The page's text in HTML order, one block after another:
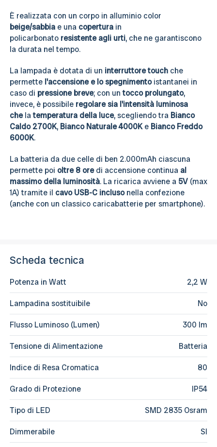
Scheda tecnica
Potenza in Watt 2,2 W
Lampadina sostituibile No
Flusso Luminoso (Lumen) 300 lm
Tensione di Alimentazione Batteria
Indice di Resa Cromatica 80
Grado di Protezione IP54
Tipo di LED SMD 2835 Osram
Dimmerabile SI
È realizzata con un corpo in alluminio color
beige/sabbia e una copertura in
policarbonato resistente agli urti, che ne garantiscono
la durata nel tempo.
La lampada è dotata di un interruttore touch che
permette l'accensione e lo spegnimentoistantanei in
caso di pressione breve; con untocco prolungato,
invece, è possibile regolare sia l'intensità luminosa
chelatemperatura della luce, scegliendo tra Bianco
Caldo 2700K, Bianco Naturale 4000Ke Bianco Freddo
6000K.
La batteria da due celle di ben 2.000mAh ciascuna
permette poi oltre 8 oredi accensione continua al
massimo della luminosità. La ricarica avviene a 5V (max
1A) tramite il cavo USB-C inclusonella confezione
(anche con un classico caricabatterie per smartphone).